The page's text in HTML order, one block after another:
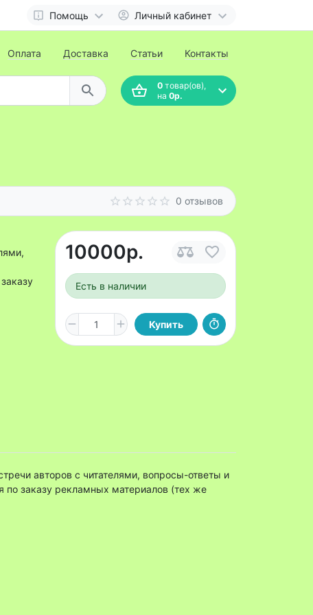
Помощь Личный кабинет
Оплата Доставка Статьи Контакты
0товар(ов),
на 0р.
0 отзывов
10000р.
Есть в наличии
Купить
авторов с читателями, вопросы-ответы и
по заказу рекламных материалов (тех же